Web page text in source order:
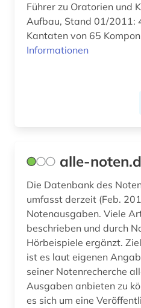
familie (3)
fanzine (1)
feminismus (1)
fernsehen (1)
fernsehprogramm (1)
ferruccio busoni (1)
Führer zu Oratorien und
Aufbau, Stand 01/2011:
Kantaten von 65
Informationen
alle-
Die Datenbank des
umfasst derzeit (Feb.
Notenausgaben. Viele
beschrieben und durch
Hörbeispiele ergänzt. Ziel des Notenversandes
ist es laut eigenen
seiner Notenrecherche
Ausgaben anbieten zu
es sich um eine